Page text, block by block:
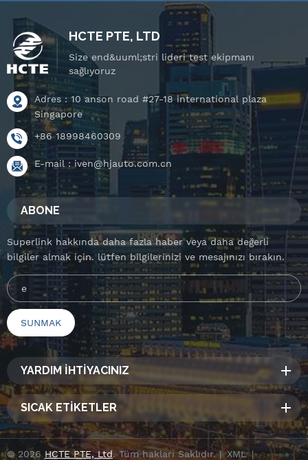
HCTE PTE, LTD
Size end&uuml;stri lideri test ekipmanı
sağlıyoruz
Adres : 10 anson road #27-18 international plaza
Singapore
+86 18998460309
E-mail :iven@hjauto.com.cn
ABONE
Superlink hakkında daha fazla haber veya daha değerli
bilgiler almak için. lütfen bilgilerinizi ve mesajınızı bırakın.
YARDIM İHTİYACINIZ
SICAK ETİKETLER
© 2026 HCTE PTE, Ltd. Tüm hakları Saklıdır. | XML|